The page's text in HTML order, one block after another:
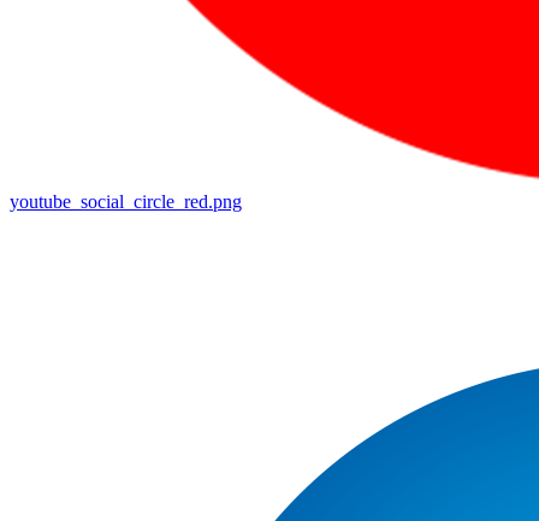
youtube_social_circle_red.png